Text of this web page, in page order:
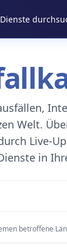
Welt.
Live-
in
betroffene